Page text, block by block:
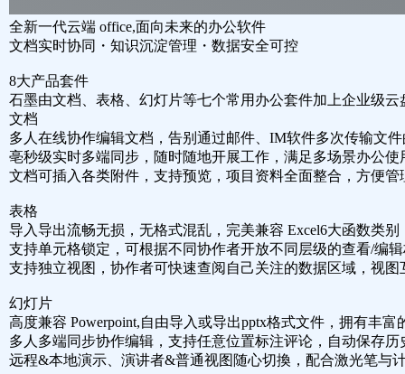
全新一代云端 office,面向未来的办公软件
文档实时协同・知识沉淀管理・数据安全可控
8大产品套件
石墨由文档、表格、幻灯片等七个常用办公套件加上企业级云
文档
多人在线协作编辑文档，告别通过邮件、IM软件多次传输文
亳秒级实时多端同步，随时随地开展工作，满足多场景办公使
文档可插入各类附件，支持预览，项 目资料全面整合，方便管
表格
导入导出流畅无损，无格式混乱，完美兼容 Excel6大函数类
支持单元格锁定，可根据不同协作者开放不同层级的查看/编
支持独立视图，协作者可快速查阅自己关注的数据区域，视图
幻灯片
高度兼容 Powerpoint,自由导入或导出pptx格式文件，拥有丰富
多人多端同步协作编辑，支持任意位置标注评论，自动保存历
远程&本地演示、演讲者&普通视图随心切換，配合激光笔与